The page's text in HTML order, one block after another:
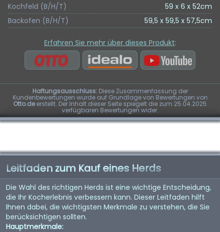
Kochfeld (B/H/T)
59 x 6 x 52cm
Backofen (B/H/T)
59,5 x 59,5 x 57,5cm
Erfahren Sie mehr über dieses Produkt:
Haftungsausschluss:Diese Zusammenfassung der
Kundenbewertungen wurde auf Grundlage von Bewertungen von
Otto.deerstellt. Der Inhalt dieser Seite spiegelt die zum 25.04.2025
verfügbaren Bewertungen wider.
Leitfaden zum Kauf eines Herds
Die Wahl des richtigen Herds ist eine wichtige Entscheidung,
die Ihr Kocherlebnis verbessern kann. Dieser Leitfaden hilft
Ihnen dabei, die wichtigsten Merkmale zu verstehen, die Sie
berücksichtigen sollten.
Hauptmerkmale: